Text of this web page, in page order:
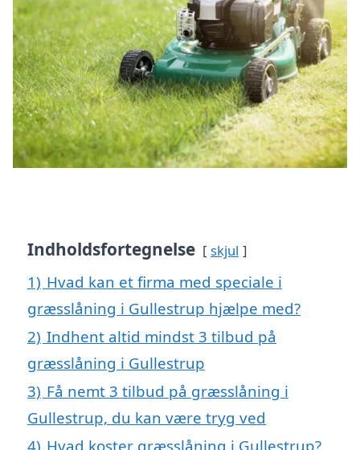
Indholdsfortegnelse skjul
1) Hvad kan et firma med speciale i
græsslåning i Gullestrup hjælpe med?
2) Indhent altid mindst 3 tilbud på
græsslåning i Gullestrup
3) Få nemt 3 tilbud på græsslåning i
Gullestrup, du kan være tryg ved
4) Hvad koster græsslåning i Gullestrup?